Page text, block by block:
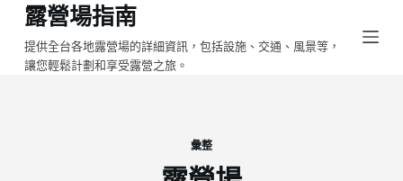
跳
至
主
露營場指南
提供全台各地露營場的詳細資訊，包括設施、交通、風景等，
讓您輕鬆計劃和享受露營之旅。
彙整